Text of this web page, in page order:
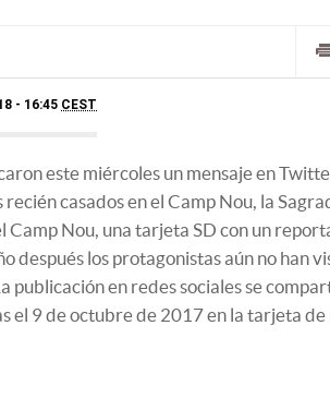
- 16:45 CEST
este miércoles un mensaje en
casados en el Camp Nou, la
Camp Nou, una tarjeta SD con un
después los protagonistas aún no han
publicación en redes sociales se
el 9 de octubre de 2017 en la tarjeta